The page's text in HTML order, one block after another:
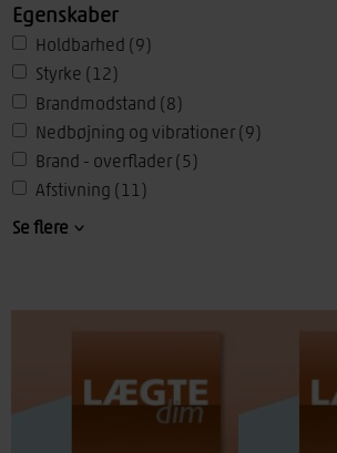
Terrændæk
Træmaterialer (7)
Trægulve(4)
Undergulve(4)
Lofter(4)
Spær(8)
Træelementer
Træplader
Egenskaber
Holdbarhed (9)
Styrke (12)
Brandmodstand (8)
Nedbøjning og vibrationer (9)
Brand - overflader (5)
Afstivning (11)
Efterisolering
Se flere